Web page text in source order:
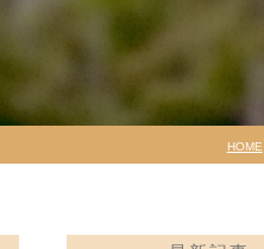
フレンチブルドッグの皮膚病
トイプードルの皮膚病
コラム「皮膚科
HOME